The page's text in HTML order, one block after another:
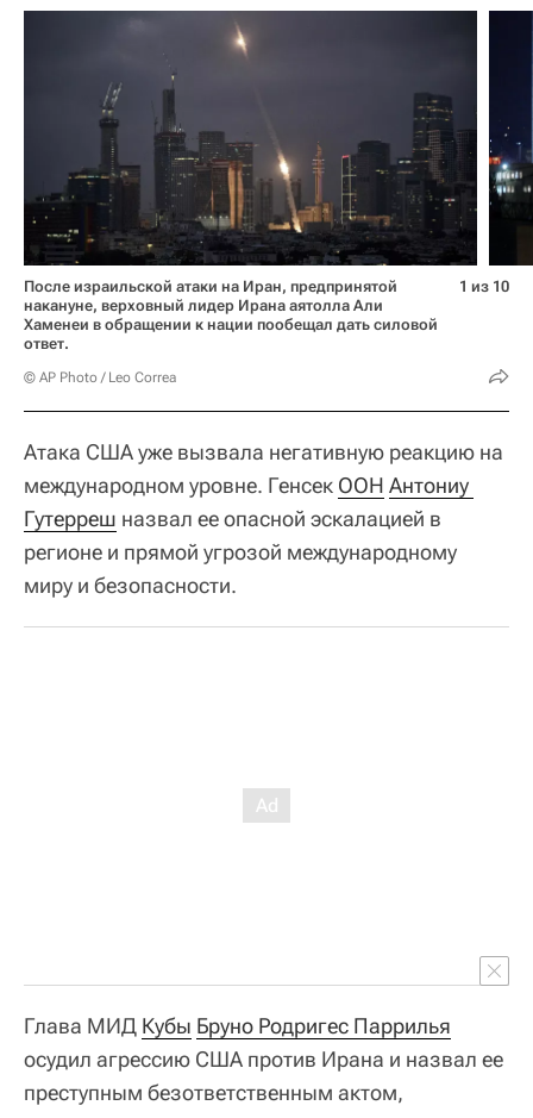
После израильской атаки на Иран, предпринятой
накануне, верховный лидер Ирана аятолла Али
Хаменеи в обращении к нации пообещал дать силовой
ответ.
© AP Photo / Leo Correa
1 из 10
Атака США уже вызвала негативную реакцию на
международном уровне. Генсек ООН Антониу
Гутерреш назвал ее опасной эскалацией в
регионе и прямой угрозой международному
миру и безопасности.
Глава МИД Кубы Бруно Родригес Паррилья
осудил агрессию США против Ирана и назвал ее
преступным безответственным актом,